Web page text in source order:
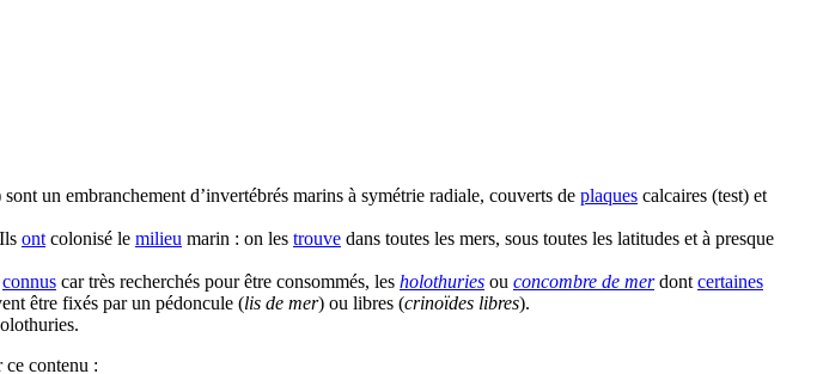
sont un embranchement d’invertébrés marins à symétrie radiale, couverts de plaques calcaires (test) et
ont colonisé le milieu marin : on les trouve dans toutes les mers, sous toutes les latitudes et à presque
connus car très recherchés pour être consommés, les holothuries ou concombre de merdont certaines
être fixés par un pédoncule (lis de mer) ou libres (crinoïdes libres).
ce contenu :